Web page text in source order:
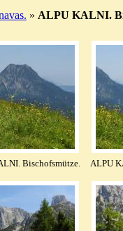
» ALPU KALNI.
Bischofsmütze. ALPU